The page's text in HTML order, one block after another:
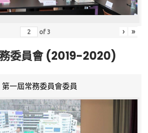
of3 › »
委員會 (2019-2020)
第一屆常務委員會委員